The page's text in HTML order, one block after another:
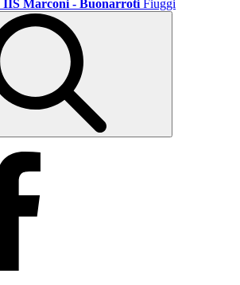
IIS Marconi - Buonarroti Fiuggi